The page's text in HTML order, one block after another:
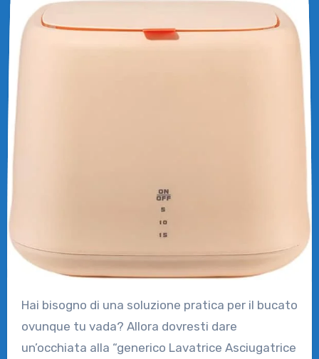
Hai bisogno di una soluzione pratica per il bucato
ovunque tu vada? Allora dovresti dare
un’occhiata alla “generico Lavatrice Asciugatrice